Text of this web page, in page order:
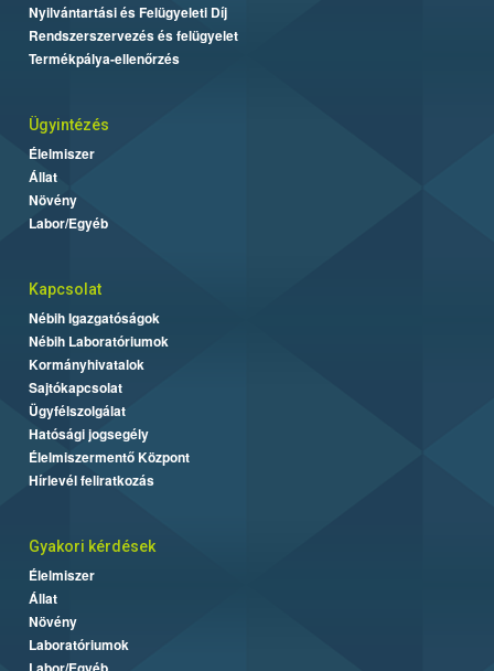
Nyilvántartási és Felügyeleti Díj
Rendszerszervezés és felügyelet
Termékpálya-ellenőrzés
Ügyintézés
Élelmiszer
Állat
Növény
Labor/Egyéb
Kapcsolat
Nébih Igazgatóságok
Nébih Laboratóriumok
Kormányhivatalok
Sajtókapcsolat
Ügyfélszolgálat
Hatósági jogsegély
Élelmiszermentő Központ
Hírlevél feliratkozás
Gyakori kérdések
Élelmiszer
Állat
Növény
Laboratóriumok